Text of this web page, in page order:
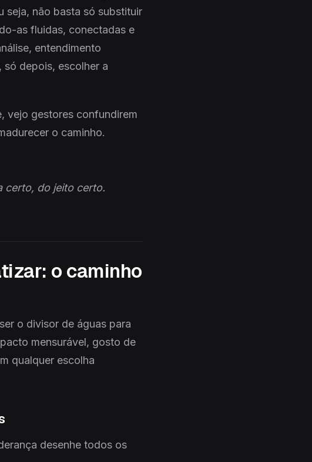
seja, não basta só substituir
as fluidas, conectadas e
entendimento
depois, escolher a
vejo gestores confundirem
o caminho.
certo, do jeito certo.
o caminho
o divisor de águas para
mensurável, gosto de
qualquer escolha
desenhe todos os